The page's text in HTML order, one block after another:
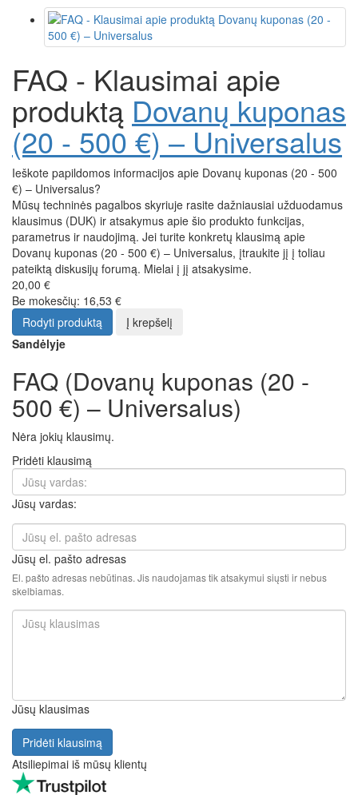
FAQ - Klausimai apie
produktą Dovanų kuponas
(20 - 500 €) – Universalus
Ieškote papildomos informacijos apie Dovanų kuponas (20 - 500
€) – Universalus?
Mūsų techninės pagalbos skyriuje rasite dažniausiai užduodamus
klausimus (DUK) ir atsakymus apie šio produkto funkcijas,
parametrus ir naudojimą. Jei turite konkretų klausimą apie
Dovanų kuponas (20 - 500 €) – Universalus, įtraukite jį į toliau
pateiktą diskusijų forumą. Mielai į jį atsakysime.
20,00 €
Be mokesčių: 16,53 €
Rodyti produktą
Į krepšelį
Sandėlyje
FAQ (Dovanų kuponas (20 -
500 €) – Universalus)
Nėra jokių klausimų.
Pridėti klausimą
Jūsų vardas:
Jūsų el. pašto adresas
El. pašto adresas nebūtinas. Jis naudojamas tik atsakymui siųsti ir nebus
skelbiamas.
Jūsų klausimas
Pridėti klausimą
Atsiliepimai iš mūsų klientų